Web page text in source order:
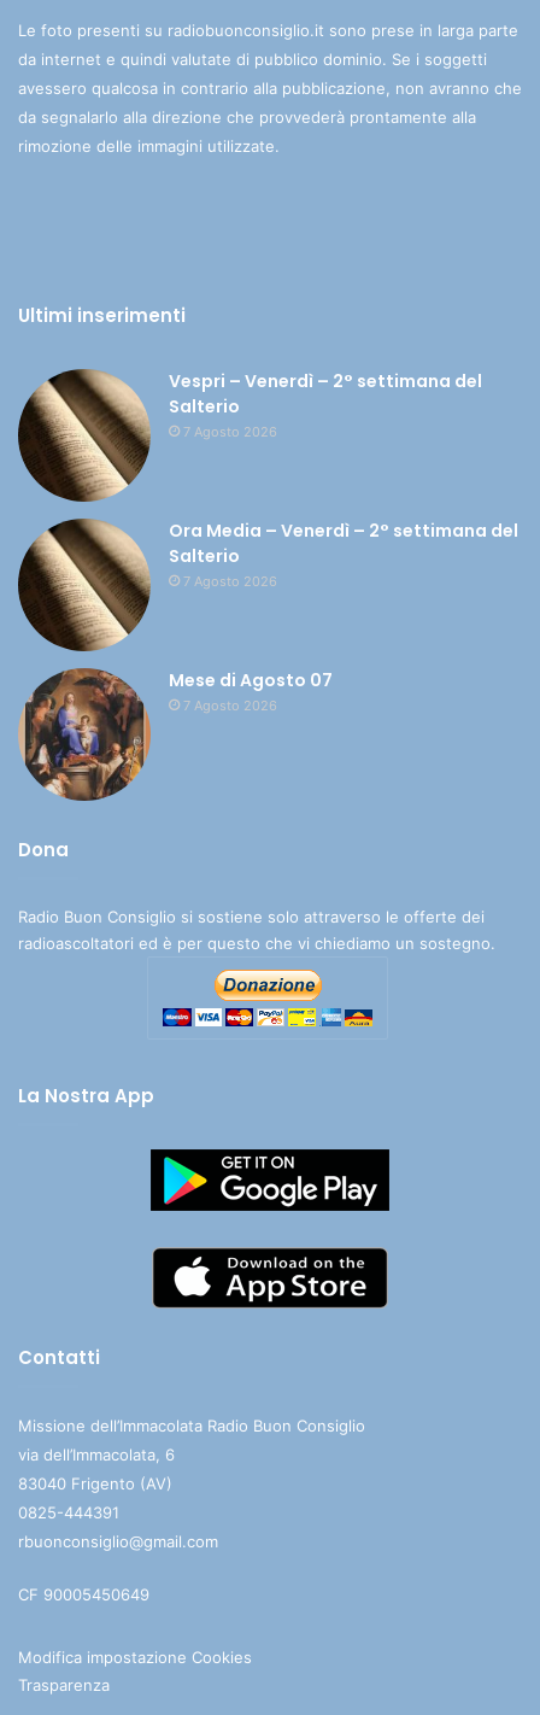
Le foto presenti su radiobuonconsiglio.it sono prese in larga parte
da internet e quindi valutate di pubblico dominio. Se i soggetti
avessero qualcosa in contrario alla pubblicazione, non avranno che
da segnalarlo alla direzione che provvederà prontamente alla
rimozione delle immagini utilizzate.
Ultimi inserimenti
Vespri – Venerdì – 2° settimana del
Salterio
7 Agosto 2026
Ora Media – Venerdì – 2° settimana del
Salterio
7 Agosto 2026
Mese di Agosto 07
7 Agosto 2026
Dona
Radio Buon Consiglio si sostiene solo attraverso le offerte dei
radioascoltatori ed è per questo che vi chiediamo un sostegno.
La Nostra App
Contatti
Missione dell’Immacolata Radio Buon Consiglio
via dell’Immacolata, 6
83040 Frigento (AV)
0825-444391
rbuonconsiglio@gmail.com
CF 90005450649
Modifica impostazione Cookies
Trasparenza